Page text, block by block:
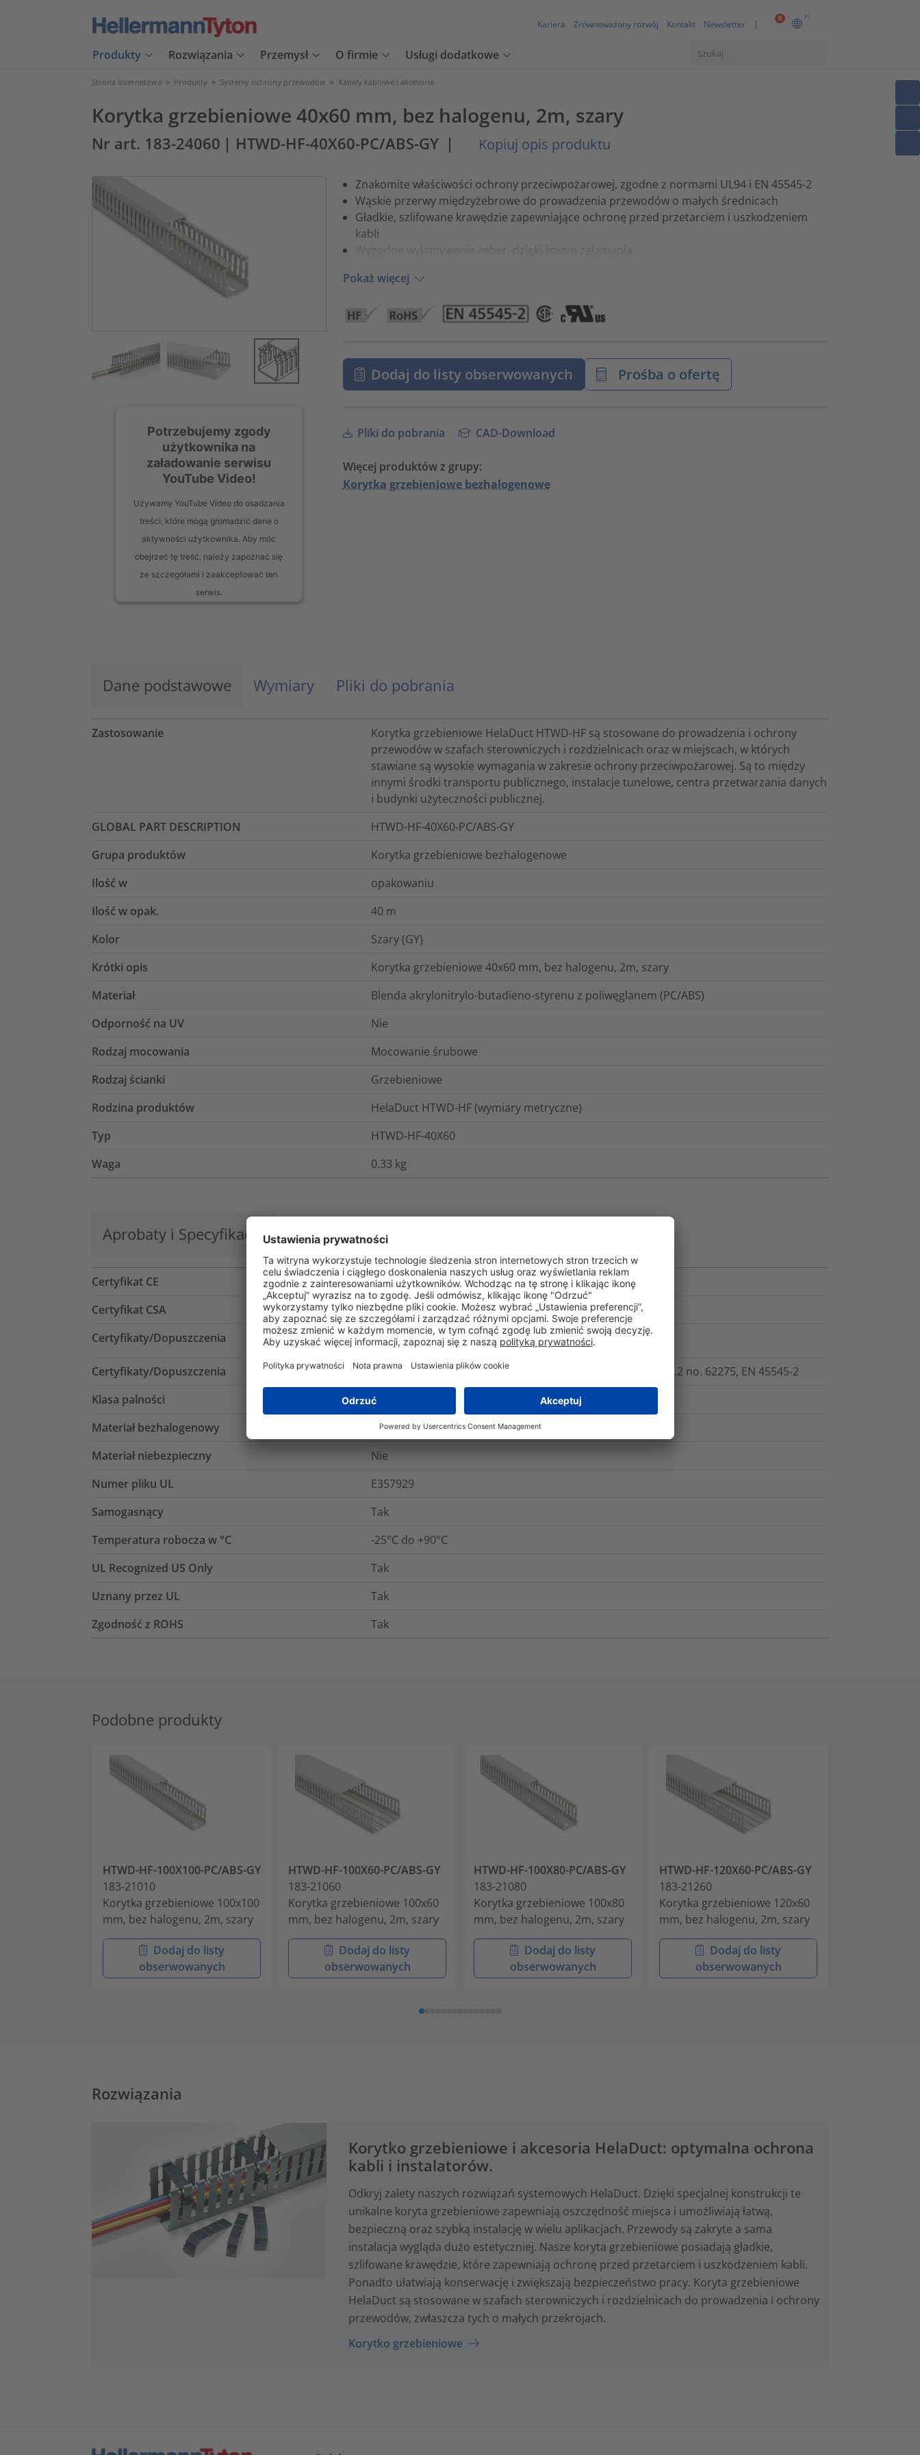
0 PL
Kariera Zrównoważony rozwój Kontakt Newsletter
Produkty Rozwiązania Przemysł O firmie Usługi dodatkowe
Strona internetowa > Produkty > Systemy ochrony przewodów > Kanały kablowe i akcesoria
Korytka grzebieniowe 40x60 mm, bez halogenu, 2m, szary
Nr art. 183-24060 | HTWD-HF-40X60-PC/ABS-GY | Kopiuj opis produktu
Potrzebujemy zgody
użytkownika na
załadowanie serwisu
YouTube Video!
Używamy YouTube Video do osadzania
treści, które mogą gromadzić dane o
aktywności użytkownika. Aby móc
obejrzeć tę treść, należy zapoznać się
ze szczegółami i zaakceptować ten
serwis.
powered byUsercentrics Consent
Znakomite właściwości ochrony przeciwpożarowej, zgodne z normami UL94 i EN 45545-2
Wąskie przerwy międzyżebrowe do prowadzenia przewodów o małych średnicach
Gładkie, szlifowane krawędzie zapewniające ochronę przed przetarciem i uszkodzeniem
kabli
Wygodne wyłamywanie żeber, dzięki liniom załamania
Pokaż więcej
Dodaj do listy obserwowanych Prośba o ofertę
Pliki do pobrania CAD-Download
Więcej produktów z grupy:
Korytka grzebieniowe bezhalogenowe
Dane podstawowe Wymiary Pliki do pobrania
Zastosowanie
Korytka grzebieniowe HelaDuct HTWD-HF są stosowane do prowadzenia i ochrony
przewodów w szafach sterowniczych i rozdzielnicach oraz w miejscach, w których
stawiane są wysokie wymagania w zakresie ochrony przeciwpożarowej. Są to między
innymi środki transportu publicznego, instalacje tunelowe, centra przetwarzania danych
i budynki użyteczności publicznej.
GLOBAL PART DESCRIPTION
HTWD-HF-40X60-PC/ABS-GY
Grupa produktów
Korytka grzebieniowe bezhalogenowe
Ilość w
opakowaniu
Ilość w opak.
40 m
Kolor
Szary (GY)
Krótki opis
Korytka grzebieniowe 40x60 mm, bez halogenu, 2m, szary
Materiał
Blenda akrylonitrylo-butadieno-styrenu z poliwęglanem (PC/ABS)
Odporność na UV
Nie
Rodzaj mocowania
Mocowanie śrubowe
Rodzaj ścianki
Grzebieniowe
Rodzina produktów
HelaDuct HTWD-HF (wymiary metryczne)
Typ
HTWD-HF-40X60
Waga
0.33 kg
Aprobaty i Specyfikacje Logistyka i opakowania
Certyfikat CE
Tak
Certyfikat CSA
Tak
Certyfikaty/Dopuszczenia
Certyfikaty/Dopuszczenia
ANSI/UL 1565, ANSI/UL 62275, CSA -C22.2 no. 18.5, CSA -C22.2 no. 62275, EN 45545-2
Klasa palności
UL 94 V0
Materiał bezhalogenowy
Tak
Materiał niebezpieczny
Nie
Numer pliku UL
E357929
Samogasnący
Tak
Temperatura robocza w °C
-25°C do +90°C
UL Recognized US Only
Tak
Uznany przez UL
Tak
Zgodność z ROHS
Tak
Podobne produkty
HTWD-HF-100X100-PC/ABS-GY
183-21010
Korytka grzebieniowe 100x100
mm, bez halogenu, 2m, szary
Dodaj do listy
obserwowanych
HTWD-HF-100X60-PC/ABS-GY
183-21060
Korytka grzebieniowe 100x60
mm, bez halogenu, 2m, szary
Dodaj do listy
obserwowanych
HTWD-HF-100X80-PC/ABS-GY
183-21080
Korytka grzebieniowe 100x80
mm, bez halogenu, 2m, szary
Dodaj do listy
obserwowanych
HTWD-HF-120X60-PC/ABS-GY
183-21260
Korytka grzebieniowe 120x60
mm, bez halogenu, 2m, szary
Dodaj do listy
obserwowanych
Rozwiązania
Korytko grzebieniowe i akcesoria HelaDuct: optymalna ochrona
kabli i instalatorów.
Odkryj zalety naszych rozwiązań systemowych HelaDuct. Dzięki specjalnej konstrukcji te
unikalne koryta grzebieniowe zapewniają oszczędność miejsca i umożliwiają łatwą,
bezpieczną oraz szybką instalację w wielu aplikacjach. Przewody są zakryte a sama
instalacja wygląda dużo estetyczniej. Nasze koryta grzebieniowe posiadają gładkie,
szlifowane krawędzie, które zapewniają ochronę przed przetarciem i uszkodzeniem kabli.
Ponadto ułatwiają konserwację i zwiększają bezpieczeństwo pracy. Koryta grzebieniowe
HelaDuct są stosowane w szafach sterowniczych i rozdzielnicach do prowadzenia i ochrony
przewodów, zwłaszcza tych o małych przekrojach.
Korytko grzebieniowe